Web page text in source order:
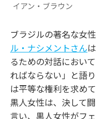
イアン・ブラウン
ブラジルの著名な女
ル・ナシメントさん
るための対話におい
ればならない」と語
は平等な権利を求め
黒人女性は、決して
言い、黒人女性がフ